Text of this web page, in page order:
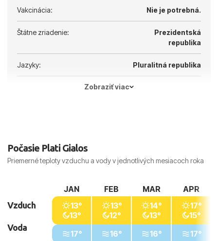
Vakcinácia: Nie je potrebná.
Štátne zriadenie:
Prezidentská
republika
Jazyky: Pluralitná republika
Zobraziť viac
Počasie Plati Gialos
Priemerné teploty vzduchu a vody v jednotlivých mesiacoch roka
Vzduch
Voda
JAN
13°
13°
17°
FEB
13°
12°
16°
MAR
14°
13°
16°
APR
17°
15°
17°